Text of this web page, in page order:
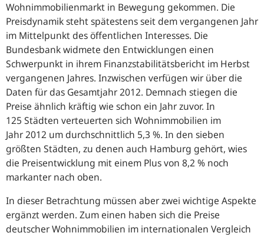
Wohnimmobilienmarkt in Bewegung gekommen. Die
Preisdynamik steht spätestens seit dem vergangenen Jahr
im Mittelpunkt des öffentlichen Interesses. Die
Bundesbank widmete den Entwicklungen einen
Schwerpunkt in ihrem Finanzstabilitätsbericht im Herbst
vergangenen Jahres. Inzwischen verfügen wir über die
Daten für das Gesamtjahr 2012. Demnach stiegen die
Preise ähnlich kräftig wie schon ein Jahr zuvor. In
125 Städten verteuerten sich Wohnimmobilien im
Jahr 2012 um durchschnittlich 5,3 %. In den sieben
größten Städten, zu denen auch Hamburg gehört, wies
die Preisentwicklung mit einem Plus von 8,2 % noch
markanter nach oben.
In dieser Betrachtung müssen aber zwei wichtige Aspekte
ergänzt werden. Zum einen haben sich die Preise
deutscher Wohnimmobilien im internationalen Vergleich